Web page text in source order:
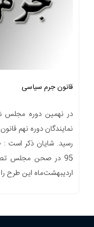
قانون جرم سیاسی
در نهمین دوره مجلس
نمایندگان دوره نهم
اردیبهشت‌ماه این طرح